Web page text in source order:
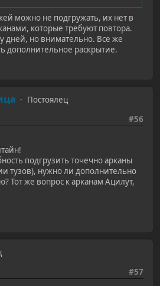
можно не подгружать, их нет в
которые требуют повтора.
дней, но внимательно. Все же
дополнительное раскрытие.
Постоялец
#56
подгрузить точечно арканы
тузов), нужно ли дополнительно
Тот же вопрос к арканам Ацилут,
#57